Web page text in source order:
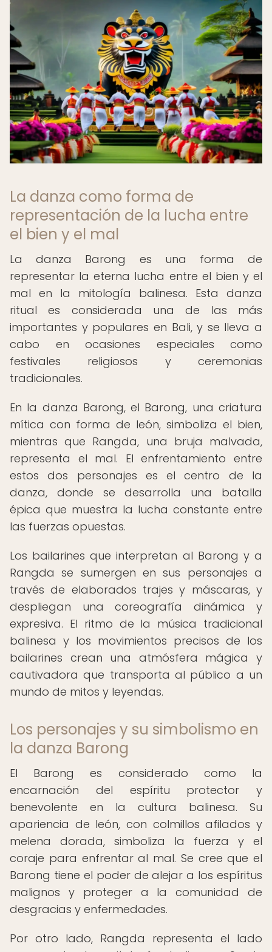
La danza como forma de
representación de la lucha entre
el bien y el mal
La danza Barong es una forma de
representar la eterna lucha entre el bien y el
mal en la mitología balinesa. Esta danza
ritual es considerada una de las más
importantes y populares en Bali, y se lleva a
cabo en ocasiones especiales como
festivales religiosos y ceremonias
tradicionales.
En la danza Barong, el Barong, una criatura
mítica con forma de león, simboliza el bien,
mientras que Rangda, una bruja malvada,
representa el mal. El enfrentamiento entre
estos dos personajes es el centro de la
danza, donde se desarrolla una batalla
épica que muestra la lucha constante entre
las fuerzas opuestas.
Los bailarines que interpretan al Barong y a
Rangda se sumergen en sus personajes a
través de elaborados trajes y máscaras, y
despliegan una coreografía dinámica y
expresiva. El ritmo de la música tradicional
balinesa y los movimientos precisos de los
bailarines crean una atmósfera mágica y
cautivadora que transporta al público a un
mundo de mitos y leyendas.
Los personajes y su simbolismo en
la danza Barong
El Barong es considerado como la
encarnación del espíritu protector y
benevolente en la cultura balinesa. Su
apariencia de león, con colmillos afilados y
melena dorada, simboliza la fuerza y el
coraje para enfrentar al mal. Se cree que el
Barong tiene el poder de alejar a los espíritus
malignos y proteger a la comunidad de
desgracias y enfermedades.
Por otro lado, Rangda representa el lado